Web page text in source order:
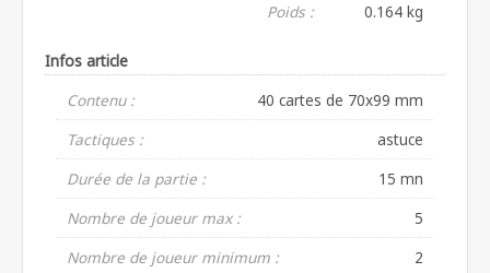
Poids :
0.164 kg
Infos article
Contenu :
40 cartes de 70x99 mm
Tactiques :
astuce
Durée de la partie :
15 mn
Nombre de joueur max :
5
Nombre de joueur minimum :
2